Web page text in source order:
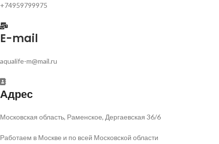
+74959799975
E-mail
aqualife-m@mail.ru
Адрес
Московская область, Раменское, Дергаевская 36/6
Работаем в Москве и по всей Московской области